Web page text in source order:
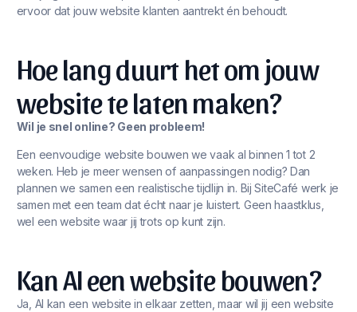
ervoor dat jouw website klanten aantrekt én behoudt.
Hoe lang duurt het om jouw
website te laten maken?
Wil je snel online? Geen probleem!
Een eenvoudige website bouwen we vaak al binnen 1 tot 2
weken. Heb je meer wensen of aanpassingen nodig? Dan
plannen we samen een realistische tijdlijn in. Bij SiteCafé werk je
samen met een team dat écht naar je luistert. Geen haastklus,
wel een website waar jij trots op kunt zijn.
Kan AI een website bouwen?
Ja, AI kan een website in elkaar zetten, maar wil jij een website